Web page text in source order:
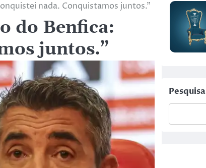
nada. Conquistamos juntos.”
do Benfica:
juntos.”